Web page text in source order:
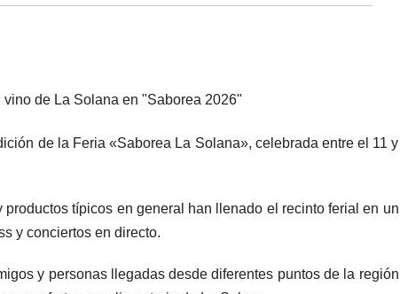
de La Solana en "Saborea 2026"
de la Feria «Saborea La Solana», celebrada entre el 11 y
típicos en general han llenado el recinto ferial en un
y conciertos en directo.
y personas llegadas desde diferentes puntos de la región